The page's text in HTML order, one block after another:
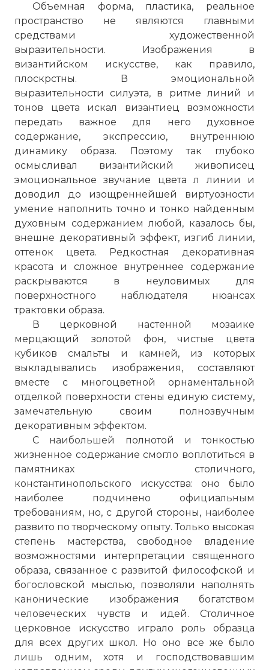
Объемная форма, пластика, реальное
пространство не являются главными
средствами художественной
выразительности. Изображения в
византийском искусстве, как правило,
плоскрстны. В эмоциональной
выразительности силуэта, в ритме линий и
тонов цвета искал византиец возможности
передать важное для него духовное
содержание, экспрессию, внутреннюю
динамику образа. Поэтому так глубоко
осмысливал византийский живописец
эмоциональное звучание цвета л линии и
доводил до изощреннейшей виртуозности
умение наполнить точно и тонко найденным
духовным содержанием любой, казалось бы,
внешне декоративный эффект, изгиб линии,
оттенок цвета. Редкостная декоративная
красота и сложное внутреннее содержание
раскрываются в неуловимых для
поверхностного наблюдателя нюансах
трактовки образа.
В церковной настенной мозаике
мерцающий золотой фон, чистые цвета
кубиков смальты и камней, из которых
выкладывались изображения, составляют
вместе с многоцветной орнаментальной
отделкой поверхности стены единую систему,
замечательную своим полнозвучным
декоративным эффектом.
С наибольшей полнотой и тонкостью
жизненное содержание смогло воплотиться в
памятниках столичного,
константинопольского искусства: оно было
наиболее подчинено официальным
требованиям, но, с другой стороны, наиболее
развито по творческому опыту. Только высокая
степень мастерства, свободное владение
возможностями интерпретации священного
образа, связанное с развитой философской и
богословской мыслью, позволяли наполнять
канонические изображения богатством
человеческих чувств и идей. Столичное
церковное искусство играло роль образца
для всех других школ. Но оно все же было
лишь одним, хотя и господствовавшим